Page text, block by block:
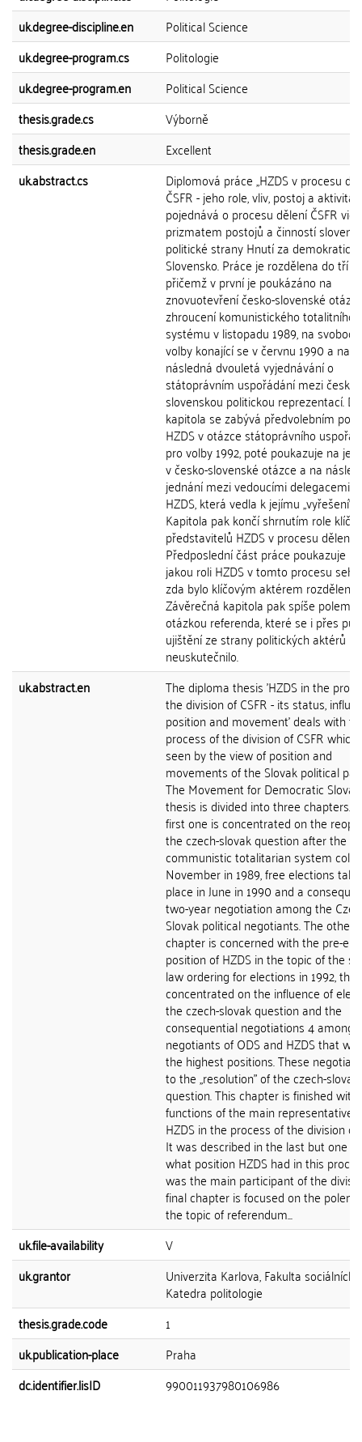
uk.degree-discipline.en
Political Science
uk.degree-program.cs
Politologie
uk.degree-program.en
Political Science
thesis.grade.cs
Výborně
thesis.grade.en
Excellent
uk.abstract.cs
Diplomová práce ,,HZDS v procesu
ČSFR - jeho role, vliv, postoj a aktivita"
pojednává o procesu dělení ČSFR
prizmatem postojů a činností
politické strany Hnutí za demokratické
Slovensko. Práce je rozdělena do tří
přičemž v první je poukázáno na
znovuotevření česko-slovenské
zhroucení komunistického totalitního
systému v listopadu 1989, na
volby konající se v červnu 1990 a na
následná dvouletá vyjednávání o
státoprávním uspořádání mezi
slovenskou politickou reprezentací.
kapitola se zabývá předvolebním
HZDS v otázce státoprávního
pro volby 1992, poté poukazuje na
v česko-slovenské otázce a na
jednání mezi vedoucími delegacemi
HZDS, která vedla k jejímu ,,vyřešení".
Kapitola pak končí shrnutím role
představitelů HZDS v procesu dělení
Předposlední část práce poukazuje
jakou roli HZDS v tomto procesu
zda bylo klíčovým aktérem rozdělení.
Závěrečná kapitola pak spíše
otázkou referenda, které se i přes
ujištění ze strany politických aktérů
neuskutečnilo.
uk.abstract.en
The diploma thesis 'HZDS in the
the division of CSFR - its status,
position and movement' deals with
process of the division of CSFR which
seen by the view of position and
movements of the Slovak political
The Movement for Democratic
thesis is divided into three chapters.
first one is concentrated on the
the czech-slovak question after the
communistic totalitarian system
November in 1989, free elections
place in June in 1990 and a
two-year negotiation among the
Slovak political negotiants. The other
chapter is concerned with the pre-
position of HZDS in the topic of the
law ordering for elections in 1992,
concentrated on the influence of
the czech-slovak question and the
consequential negotiations 4 among
negotiants of ODS and HZDS that
the highest positions. These
to the ,,resolution" of the czech-slovak
question. This chapter is finished
functions of the main
HZDS in the process of the division of
It was described in the last but one
what position HZDS had in this
was the main participant of the
final chapter is focused on the
the topic of referendum...
uk.file-availability
V
uk.grantor
Univerzita Karlova, Fakulta sociálních
Katedra politologie
thesis.grade.code
1
uk.publication-place
Praha
dc.identifier.lisID
990011937980106986